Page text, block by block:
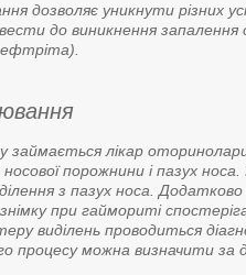
дозволяє уникнути різних
до виникнення
лікар
порожнини і пазух
з пазух носа.
при гаймориті
виділень проводиться
процесу можна визначити за